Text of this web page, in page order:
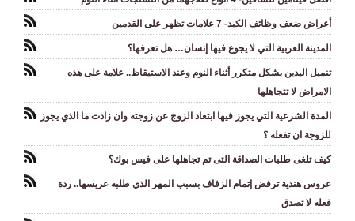
أعراض ضعف وظائف الكبد- 7 علامات تظهر على القدمين
المدينة العربية التي لا يجوع فيها إنسان… هل تعرفها؟
تنميل اليدين بشكل متكرر أثناء النوم وعند الاستيقاظ.. علامة على هذه
الامراض لا تتجاهلها
المدة الشرعية التي يجوز فيها ابتعاد الزوج عن زوجته وان زادت ما الذي يجوز
للزوجة ان تفعله ؟
كيف تلغى طلبات الصداقة التى تم تجاهلها على فيس بوك؟
عروس هندية ترفض إتمام الزفاف بسبب المهر الذي طلبه عريسها.. ردة
فعله لا تصدق